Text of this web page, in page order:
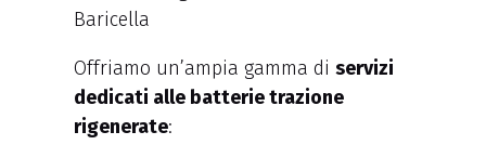
Offriamo un’ampia gamma di servizi
dedicati alle batterie trazione
rigenerate: